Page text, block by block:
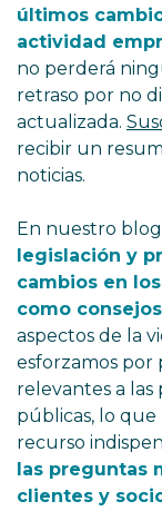
últimos
actividad
no perderá
retraso por no
actualizada.
recibir un
noticias.
En nuestro
legislación y
cambios en
como
aspectos de la
esforzamos por
relevantes a las
públicas, lo
recurso
las preguntas
clientes y